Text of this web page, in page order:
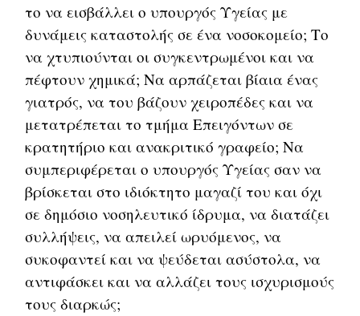
το να εισβάλλει ο υπουργός Υγείας με
δυνάμεις καταστολής σε ένα νοσοκομείο; Το
να χτυπιούνται οι συγκεντρωμένοι και να
πέφτουν χημικά; Να αρπάζεται βίαια ένας
γιατρός, να του βάζουν χειροπέδες και να
μετατρέπεται το τμήμα Επειγόντων σε
κρατητήριο και ανακριτικό γραφείο; Να
συμπεριφέρεται ο υπουργός Υγείας σαν να
βρίσκεται στο ιδιόκτητο μαγαζί του και όχι
σε δημόσιο νοσηλευτικό ίδρυμα, να διατάζει
συλλήψεις, να απειλεί ωρυόμενος, να
συκοφαντεί και να ψεύδεται ασύστολα, να
αντιφάσκει και να αλλάζει τους ισχυρισμούς
τους διαρκώς;